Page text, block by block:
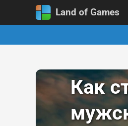
Land of Games
Как